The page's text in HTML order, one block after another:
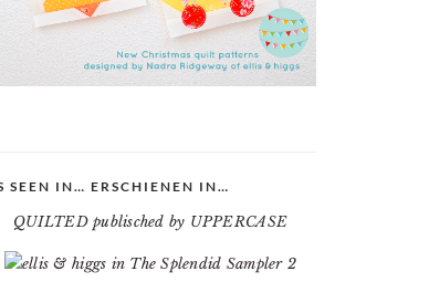
SEEN IN… ERSCHIENEN IN…
QUILTED publisched by UPPERCASE